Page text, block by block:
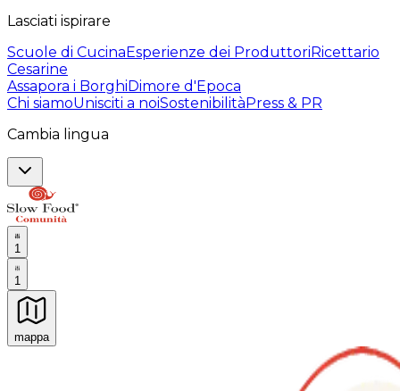
Lasciati ispirare
Scuole di CucinaEsperienze dei ProduttoriRicettario
Cesarine
Assapora i BorghiDimore d'Epoca
Chi siamoUnisciti a noiSostenibilitàPress & PR
Cambia lingua
1
1
mappa
Esperienze culinarie indimenticabili: Esperienze